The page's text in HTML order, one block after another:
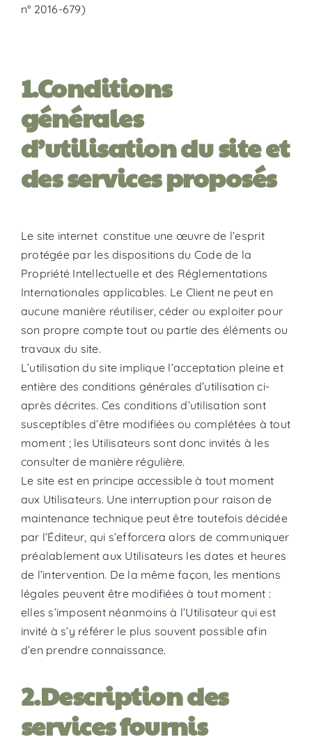
n° 2016-679)
1.Conditions
générales
d’utilisation du site et
des services proposés
Le site internet constitue une œuvre de l’esprit
protégée par les dispositions du Code de la
Propriété Intellectuelle et des Réglementations
Internationales applicables. Le Client ne peut en
aucune manière réutiliser, céder ou exploiter pour
son propre compte tout ou partie des éléments ou
travaux du site.
L’utilisation du site implique l’acceptation pleine et
entière des conditions générales d’utilisation ci-
après décrites. Ces conditions d’utilisation sont
susceptibles d’être modifiées ou complétées à tout
moment ; les Utilisateurs sont donc invités à les
consulter de manière régulière.
Le site est en principe accessible à tout moment
aux Utilisateurs. Une interruption pour raison de
maintenance technique peut être toutefois décidée
par l’Éditeur, qui s’efforcera alors de communiquer
préalablement aux Utilisateurs les dates et heures
de l’intervention. De la même façon, les mentions
légales peuvent être modifiées à tout moment :
elles s’imposent néanmoins à l’Utilisateur qui est
invité à s’y référer le plus souvent possible afin
d’en prendre connaissance.
2.Description des
services fournis